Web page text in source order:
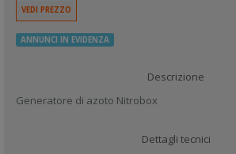
VEDI PREZZO
ANNUNCI IN EVIDENZA
Descrizione
Generatore di azoto Nitrobox
Dettagli tecnici